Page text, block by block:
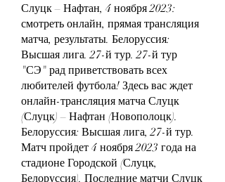
Слуцк – Нафтан, 4 ноября 2023:
смотреть онлайн, прямая трансляция
матча, результаты. Белоруссия:
Высшая лига. 27-й тур. 27-й тур
"СЭ" рад приветствовать всех
любителей футбола! Здесь вас ждет
онлайн-трансляция матча Слуцк
(Слуцк) – Нафтан (Новополоцк).
Белоруссия: Высшая лига, 27-й тур.
Матч пройдет 4 ноября 2023 года на
стадионе Городской (Слуцк,
Белоруссия). Последние матчи Слуцк